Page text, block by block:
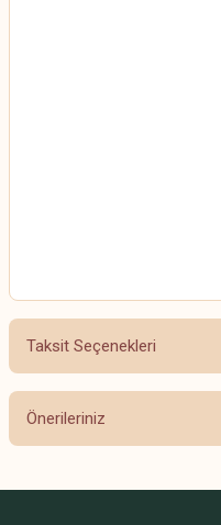
Taksit Seçenekleri
Önerileriniz